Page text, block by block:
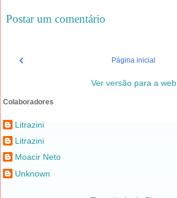
Postar um comentário
‹ Página inicial
Ver versão para a web
Colaboradores
Litrazini
Litrazini
Moacir Neto
Unknown